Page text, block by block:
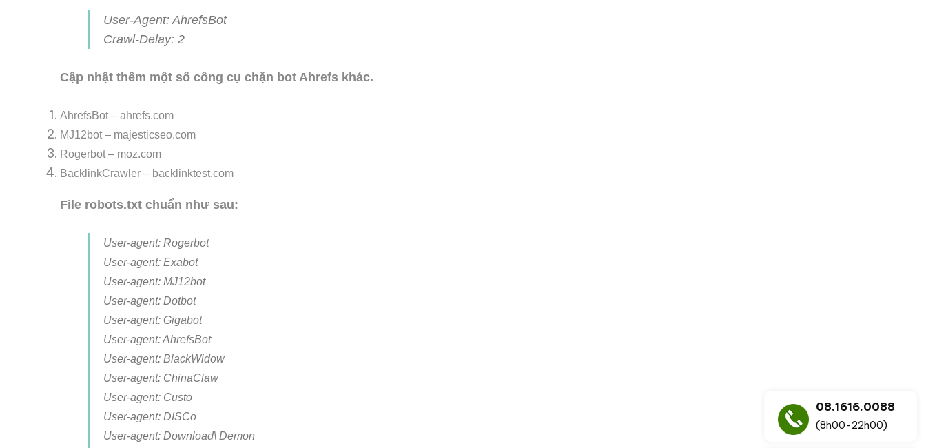
User-Agent: AhrefsBot
Crawl-Delay: 2
Cập nhật thêm một số công cụ chặn bot Ahrefs khác.
AhrefsBot – ahrefs.com
MJ12bot – majesticseo.com
Rogerbot – moz.com
BacklinkCrawler – backlinktest.com
File robots.txt chuẩn như sau:
User-agent: Rogerbot
User-agent: Exabot
User-agent: MJ12bot
User-agent: Dotbot
User-agent: Gigabot
User-agent: AhrefsBot
User-agent: BlackWidow
User-agent: ChinaClaw
User-agent: Custo
User-agent: DISCo
User-agent: Download\ Demon
08.1616.0088
(8h00-22h00)